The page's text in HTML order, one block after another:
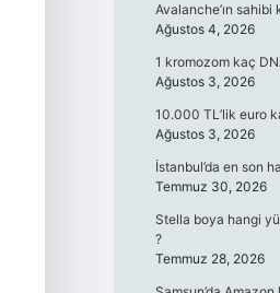
Avalanche’ın sahibi
Ağustos 4, 2026
1 kromozom kaç
Ağustos 3, 2026
10.000 TL’lik euro
Ağustos 3, 2026
İstanbul’da en son
Temmuz 30, 2026
Stella boya hangi
?
Temmuz 28, 2026